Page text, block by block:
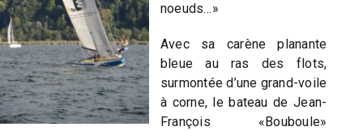
noeuds…»
Avec sa carène planante
bleue au ras des flots,
surmontée d’une grand-voile
à corne, le bateau de Jean-
François «Bouboule»